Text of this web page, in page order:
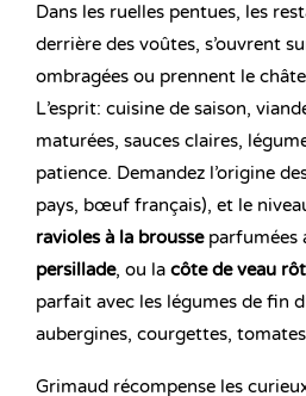
Dans les ruelles pentues, les
derrière des voûtes, s’ouvrent
ombragées ou prennent le
L’esprit: cuisine de saison,
maturées, sauces claires,
patience. Demandez l’origine
pays, bœuf français), et le
ravioles à la brousseparfumées
persillade, ou la côte de veau
parfait avec les légumes de fin
aubergines, courgettes,
Grimaud récompense les